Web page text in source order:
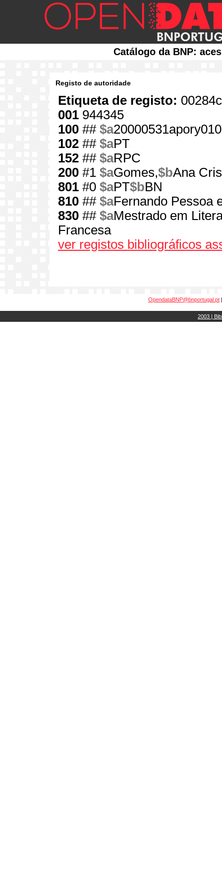
Catálogo da BNP:
Registo de autoridade
Etiqueta de registo:
001 944345
100 ## $a
102 ## $aPT
152 ## $aRPC
200 #1 $aGomes,$bAna
801 #0 $aPT$bBN
810 ## $aFernando Pessoa
830 ## $aMestrado em
Francesa
ver registos bibliográficos
OpendataBNP@bnportugal.pt
2003 |